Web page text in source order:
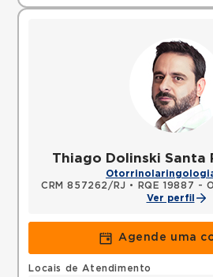
Thiago Dolinski Santa
CRM 857262/RJ •
RQE 19887 -
Ver perfil
Agende uma
Locais de Atendimento